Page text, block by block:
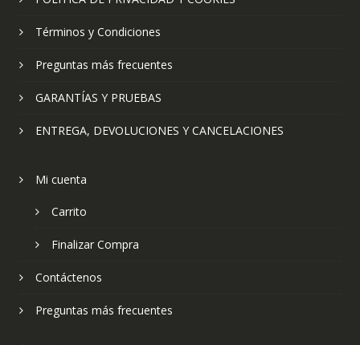
Términos y Condiciones
Preguntas más frecuentes
GARANTÍAS Y PRUEBAS
ENTREGA, DEVOLUCIONES Y CANCELACIONES
Mi cuenta
Carrito
Finalizar Compra
Contáctenos
Preguntas más frecuentes